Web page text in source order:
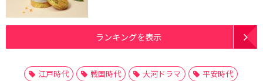
ランキングを表示
江戸時代 戦国時代 大河ドラマ
平安時代